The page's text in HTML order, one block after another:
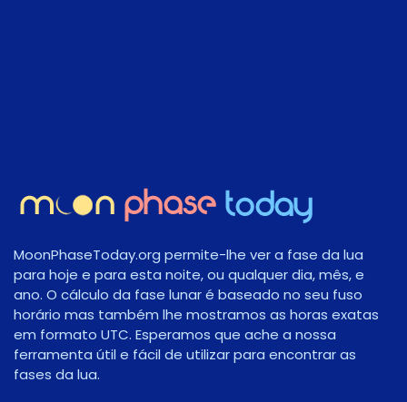
MoonPhaseToday.org permite-lhe ver a fase da lua
para hoje e para esta noite, ou qualquer dia, mês, e
ano. O cálculo da fase lunar é baseado no seu fuso
horário mas também lhe mostramos as horas exatas
em formato UTC. Esperamos que ache a nossa
ferramenta útil e fácil de utilizar para encontrar as
fases da lua.